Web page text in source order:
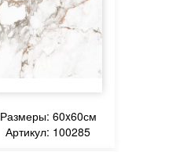
Размеры: 60x60см
Артикул: 100285